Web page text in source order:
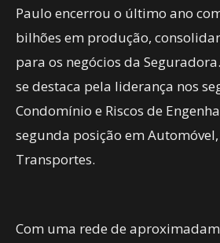
Paulo encerrou o último ano
bilhões em produção,
para os negócios da
se destaca pela liderança nos
Condomínio e Riscos de
segunda posição em
Transportes.
Com uma rede de